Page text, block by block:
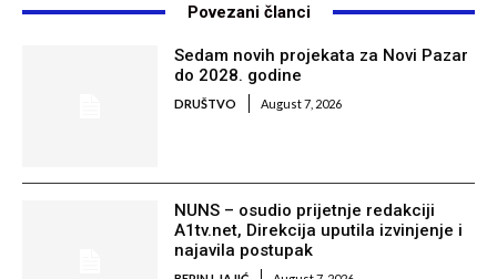
Povezani članci
Sedam novih projekata za Novi Pazar
do 2028. godine
DRUŠTVO August 7, 2026
NUNS – osudio prijetnje redakciji
A1tv.net, Direkcija uputila izvinjenje i
najavila postupak